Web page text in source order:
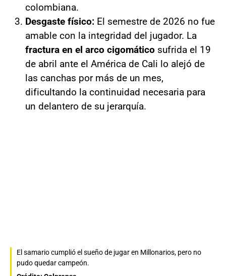
colombiana.
Desgaste físico: El semestre de 2026 no fue
amable con la integridad del jugador. La
fractura en el arco cigomático sufrida el 19
de abril ante el América de Cali lo alejó de
las canchas por más de un mes,
dificultando la continuidad necesaria para
un delantero de su jerarquía.
El samario cumplió el sueño de jugar en Millonarios, pero no
pudo quedar campeón.